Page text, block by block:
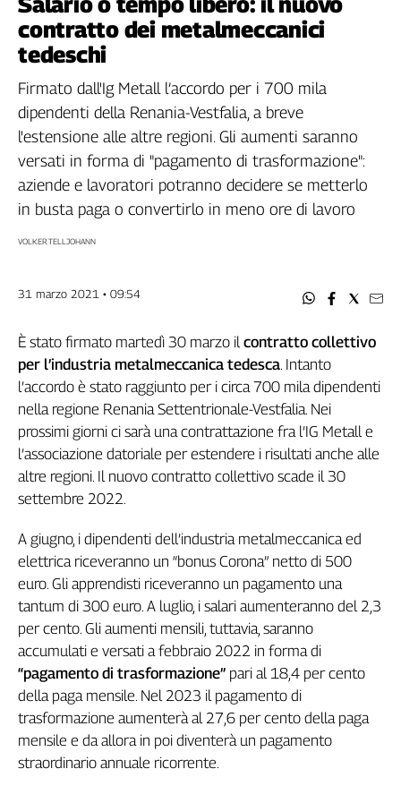
Filcams
Filctem
Fillea
Filt
Fiom
Fisac
Slc
Inca
Speciali
G8
Genova,
il
sangue
della
ragione
anni
Cgil
Collettiva
Academy
Collettiva
Play
Rubriche
Collettiva
Talk
La
settimana
contratto dei metalmeccanici
tedeschi
Firmato dall'Ig Metall l’accordo per i 700 mila
dipendenti della Renania-Vestfalia, a breve
l'estensione alle altre regioni. Gli aumenti saranno
versati in forma di "pagamento di trasformazione":
aziende e lavoratori potranno decidere se metterlo
in busta paga o convertirlo in meno ore di lavoro
VOLKER TELLJOHANN
31 marzo 2021 • 09:54
È stato firmato martedì 30 marzo ilcontratto collettivo
per l’industria metalmeccanica tedesca. Intanto
l’accordo è stato raggiunto per i circa 700 mila dipendenti
nella regione Renania Settentrionale-Vestfalia. Nei
prossimi giorni ci sarà una contrattazione fra l’IG Metall e
l’associazione datoriale per estendere i risultati anche alle
altre regioni. Il nuovo contratto collettivo scade il 30
settembre 2022.
A giugno, i dipendenti dell’industria metalmeccanica ed
elettrica riceveranno un “bonus Corona” netto di 500
euro. Gli apprendisti riceveranno un pagamento una
tantum di 300 euro. A luglio, i salari aumenteranno del 2,3
per cento. Gli aumenti mensili, tuttavia, saranno
accumulati e versati a febbraio 2022 in forma di
“pagamento di trasformazione” pari al 18,4 per cento
della paga mensile. Nel 2023 il pagamento di
trasformazione aumenterà al 27,6 per cento della paga
mensile e da allora in poi diventerà un pagamento
straordinario annuale ricorrente.